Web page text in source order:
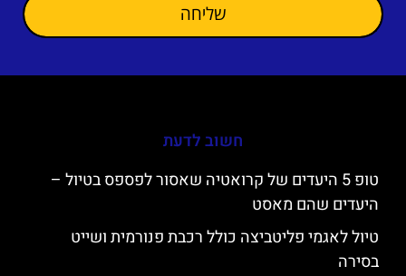
שליחה
חשוב לדעת
טופ 5 היעדים של קרואטיה שאסור לפספס בטיול –
היעדים שהם מאסט
טיול לאגמי פליטביצה כולל רכבת פנורמית ושייט
בסירה